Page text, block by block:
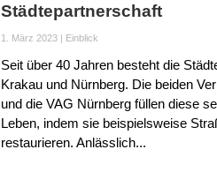
Städtepartnerschaft
1. März 2023 | Einblick
Seit über 40 Jahren besteht die
Krakau und Nürnberg. Die beiden
und die VAG Nürnberg füllen diese
Leben, indem sie beispielsweise
restaurieren. Anlässlich...